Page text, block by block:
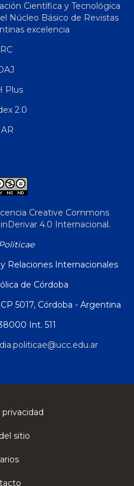
Científica y Tecnológica
Núcleo Básico de Revistas
excelencia
Plus
2.0
Creative Commons
4.0 Internacional.
Relaciones Internacionales
de Córdoba
5017, Córdoba - Argentina
Int. 511
sitio